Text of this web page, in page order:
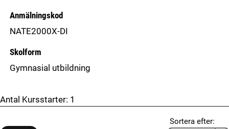
Anmälningskod
NATE2000X-DI
Skolform
Gymnasial utbildning
Antal Kursstarter: 1
Sortera efter: